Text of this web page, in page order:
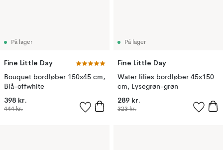
På lager
Fine Little Day
Bouquet bordløber 150x45 cm,
Blå-offwhite
398 kr.
444 kr.
På lager
Fine Little Day
Water lilies bordløber 45x150
cm, Lysegrøn-grøn
289 kr.
323 kr.